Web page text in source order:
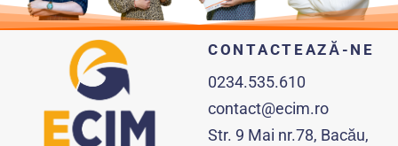
CONTACTEAZĂ-NE
0234.535.610
contact@ecim.ro
Str. 9 Mai nr.78, Bacău,